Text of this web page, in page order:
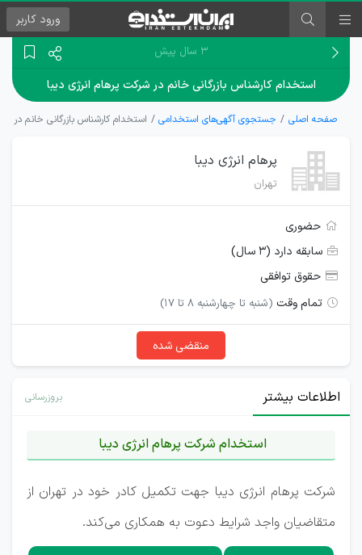
ورود کاربر
۳ سال پیش
استخدام کارشناس بازرگانی خانم در شرکت پرهام انرژی دیبا
صفحه اصلی جستجوی آگهی‌های استخدامی استخدام کارشناس بازرگانی خانم در
پرهام انرژی دیبا
تهران
حضوری
سابقه دارد (۳ سال)
حقوق توافقی
تمام وقت (شنبه تا چهارشنبه 8 تا 17)
منقضی شده
اطلاعات بیشتر بروزرسانی
استخدام شرکت پرهام انرژی دیبا
شرکت پرهام انرژی دیبا جهت تکمیل کادر خود در تهران از
متقاضیان واجد شرایط دعوت به همکاری می‌کند.